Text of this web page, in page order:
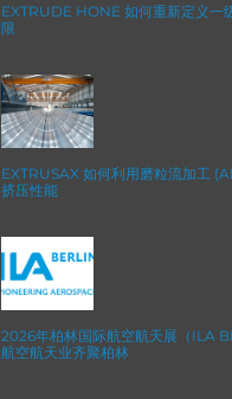
EXTRUDE HONE 如何重新定义一
限
EXTRUSAX 如何利用磨粒流加工
挤压性能
2026年柏林国际航空航天展（ILA
航空航天业齐聚柏林